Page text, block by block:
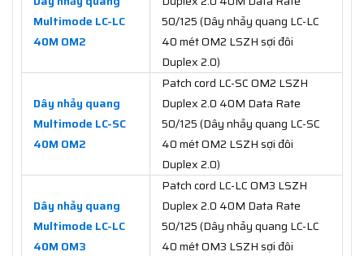
Multimode LC-LC
40M OM2
50/125 (Dây nhảy quang LC-LC
40 mét OM2 LSZH sợi đôi
Duplex 2.0)
Dây nhảy quang
Multimode LC-SC
40M OM2
Patch cord LC-SC OM2 LSZH
Duplex 2.0 40M Data Rate
50/125 (Dây nhảy quang LC-SC
40 mét OM2 LSZH sợi đôi
Duplex 2.0)
Dây nhảy quang
Multimode LC-LC
40M OM3
Patch cord LC-LC OM3 LSZH
Duplex 2.0 40M Data Rate
50/125 (Dây nhảy quang LC-LC
40 mét OM3 LSZH sợi đôi